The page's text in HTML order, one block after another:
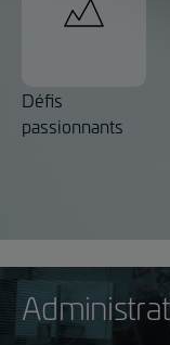
Défis
passionnants